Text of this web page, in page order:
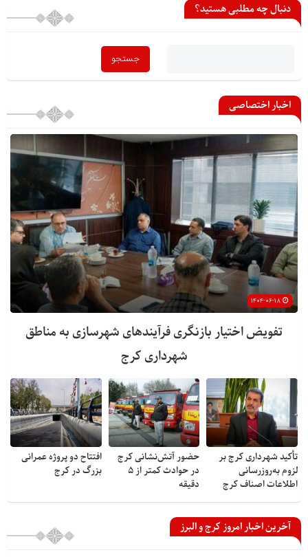
دنبال چه مطلبی هستید؟
اخبار اختصاصی
تفویض اختیار بازنگری فرآیندهای شهرسازی به مناطق
شهرداری کرج
تأکید شهرداری کرج بر
لزوم به‌روزرسانی
اطلاعات اصناف کرج
حضور آتش‌نشانی کرج
در حوادث کمتر از ۵
دقیقه
افتتاح دو پروژه عمرانی
بزرگ در کرج
آخرین اخبار امروز کرج و البرز